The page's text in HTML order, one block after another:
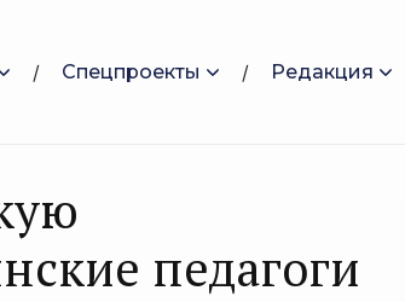
Спецпроекты Редакция
педагоги